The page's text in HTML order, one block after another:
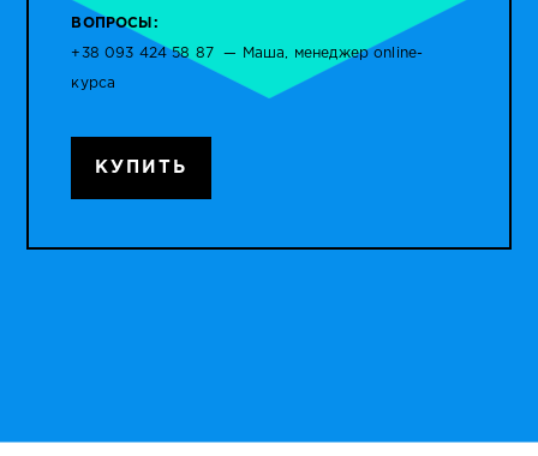
ВОПРОСЫ:
+38 093 424 58 87 — Маша, менеджер online-
курса
КУПИТЬ